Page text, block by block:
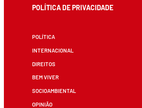
POLÍTICA DE PRIVACIDADE
POLÍTICA
INTERNACIONAL
DIREITOS
BEM VIVER
SOCIOAMBIENTAL
OPINIÃO